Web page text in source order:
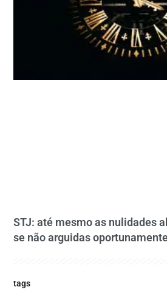
STJ: até mesmo as nulidades
se não arguidas
tags